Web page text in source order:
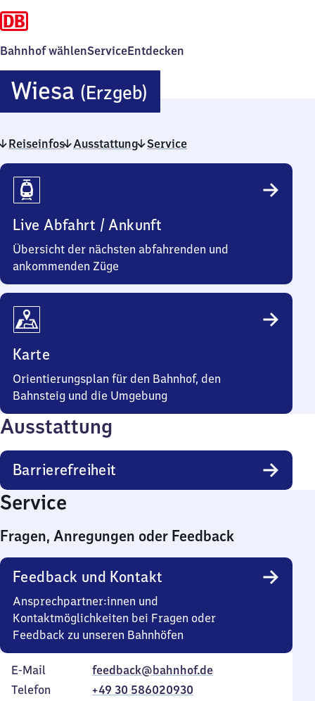
Bahnhof wählenServiceEntdecken
Wiesa (Erzgeb)
(Erzgebirge)
Reiseinfos Ausstattung Service
Reiseinfos
Live Abfahrt / Ankunft
Übersicht der nächsten abfahrenden und
ankommenden Züge
Karte
Orientierungsplan für den Bahnhof, den
Bahnsteig und die Umgebung
Ausstattung
Barrierefreiheit
Service
Fragen, Anregungen oder Feedback
Feedback und Kontakt
Ansprechpartner:innen und
Kontaktmöglichkeiten bei Fragen oder
Feedback zu unseren Bahnhöfen
E-Mail
feedback@bahnhof.de
Telefon
+49 30 586020930